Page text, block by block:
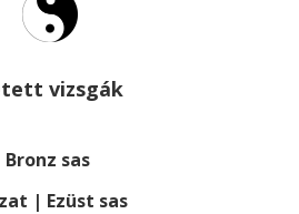
vizsgák
sas
| Ezüst sas